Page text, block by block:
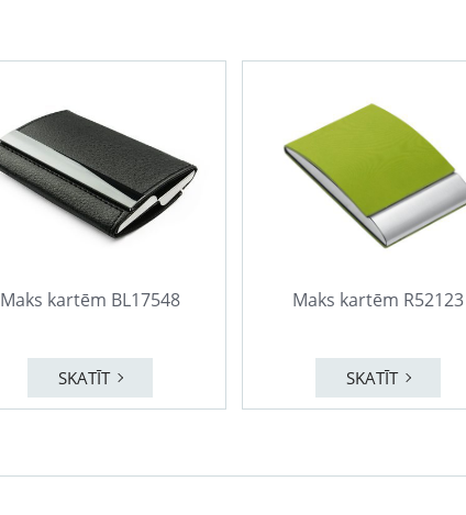
Maks kartēm BL17548
SKATĪT
Maks kartēm R52123
SKATĪT